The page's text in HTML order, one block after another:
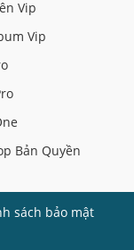
Vip
Vip
Bản Quyền
sách bảo mật